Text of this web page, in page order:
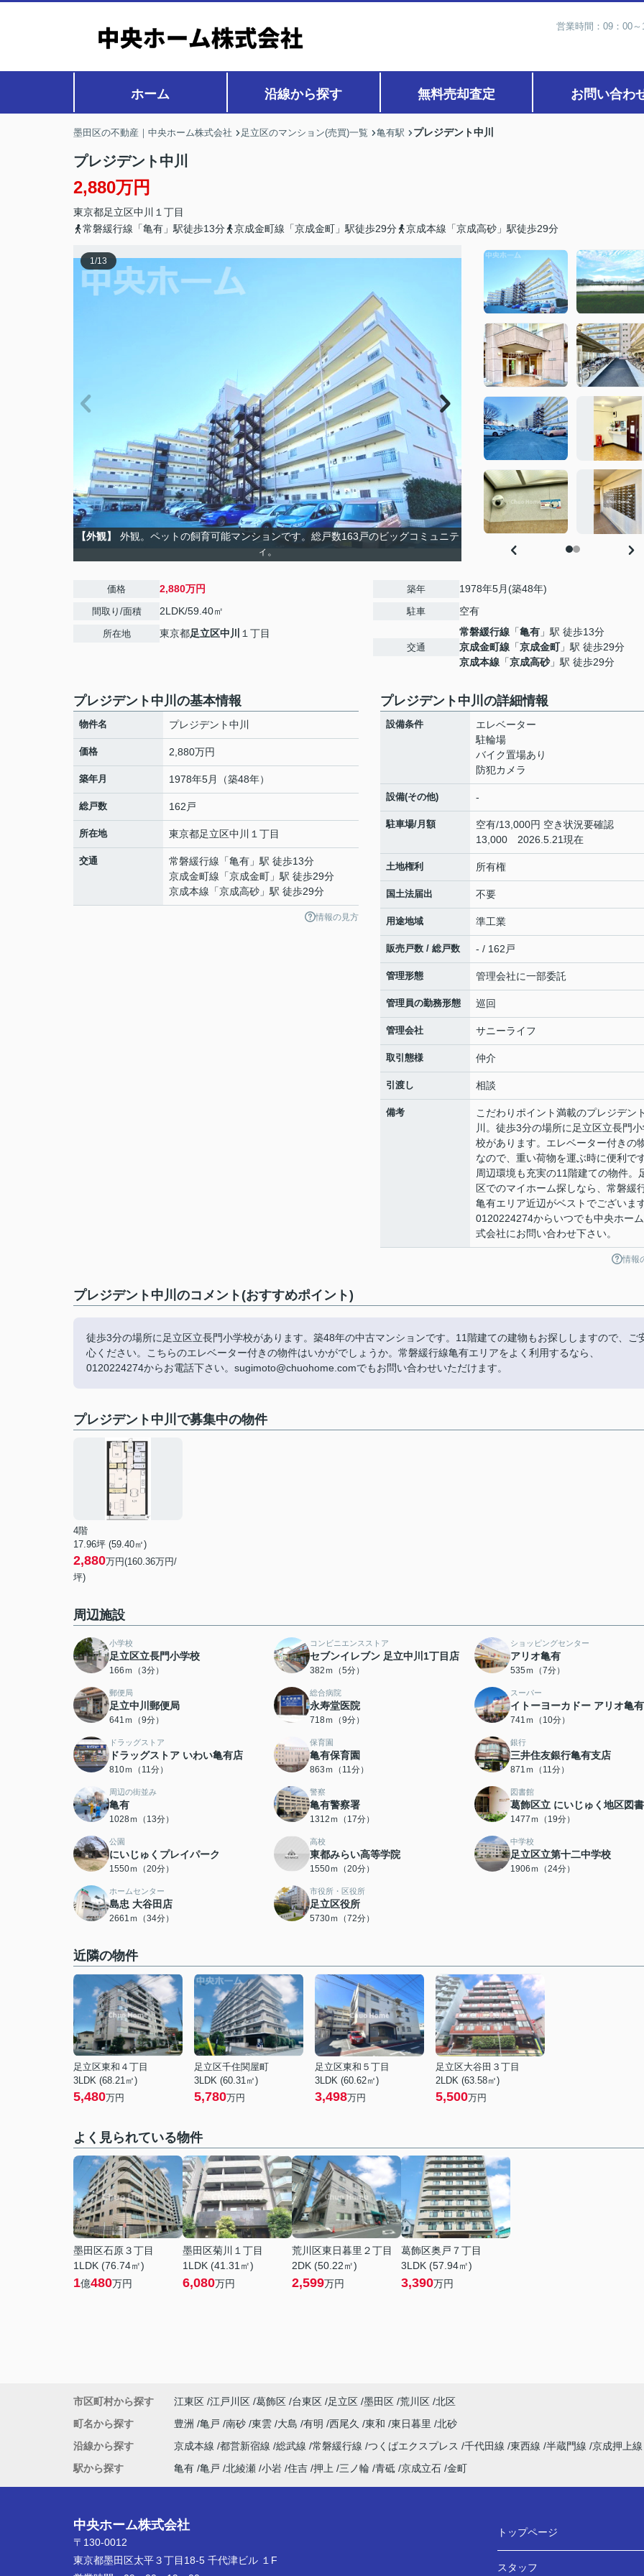
営業時間：09：00
ホーム 沿線から探す 無料売却査定 お問い合わ
墨田区の不動産｜中央ホーム株式会社 足立区のマンション(売買)一覧 亀有駅 プレジデント中川
プレジデント中川
2,880万円
東京都足立区中川
１丁目
常磐緩行線「亀有」駅徒歩13分
京成金町線「京成金町」駅徒歩29分 京成本線「京成高砂」駅徒歩29分
1/13
【外観】
外観。ペットの飼育可能マンションです。総戸数163戸のビッグコミュニテ
ィ。
価格 2,880万円
間取り/面積 2LDK/59.40㎡
所在地 東京都足立区中川 １丁目
築年 1978年5月(築48年)
駐車 空有
交通
常磐緩行線 「亀有 」駅 徒歩13分
京成金町線 「京成金町」駅 徒歩29分
京成本線 「京成高砂」駅 徒歩29分
プレジデント中川の基本情報
物件名 プレジデント中川
価格 2,880万円
築年月 1978年5月（築48年）
総戸数 162戸
所在地 東京都足立区中川 １丁目
交通 常磐緩行線 「亀有 」駅 徒歩13分
京成金町線 「京成金町 」駅 徒歩29分
京成本線 「京成高砂 」駅 徒歩29分
情報の見方
プレジデント中川の詳細情報
設備条件
エレベーター
駐輪場
バイク置場あり
防犯カメラ
設備(その他) -
駐車場/月額
空有/13,000円 空き状況要確認
13,000 2026.5.21現在
土地権利 所有権
国土法届出 不要
用途地域 準工業
販売戸数 / 総戸数 - / 162戸
管理形態 管理会社に一部委託
管理員の勤務形態 巡回
管理会社 サニーライフ
取引態様 仲介
引渡し 相談
備考
こだわりポイント満載のプレジデン
川。徒歩3分の場所に足立区立長門
校があります。エレベーター付きの
なので、重い荷物を運ぶ時に便利で
周辺環境も充実の11階建ての物件。
区でのマイホーム探しなら、常磐緩
亀有エリア近辺がベストでございま
0120224274からいつでも中央ホー
式会社にお問い合わせ下さい。
情報
プレジデント中川のコメント(おすすめポイント)
徒歩3分の場所に足立区立長門小学校があります。築48年の中古マンションです。11階建ての建物もお探ししますので、ご
心ください。こちらのエレベーター付きの物件はいかがでしょうか。常磐緩行線亀有エリアをよく利用するなら、
0120224274からお電話下さい。sugimoto@chuohome.comでもお問い合わせいただけます。
プレジデント中川で募集中の物件
4階
17.96坪 (59.40㎡)
2,880万円(160.36万円/
坪)
周辺施設
小学校
足立区立長門小学校
166ｍ（3分）
コンビニエンスストア
セブンイレブン 足立中川1丁目店
382ｍ（5分）
ショッピングセンター
アリオ亀有
535ｍ（7分）
郵便局
足立中川郵便局
641ｍ（9分）
総合病院
永寿堂医院
718ｍ（9分）
スーパー
イトーヨーカドー アリオ亀
741ｍ（10分）
ドラッグストア
ドラッグストア いわい亀有店
810ｍ（11分）
保育園
亀有保育園
863ｍ（11分）
銀行
三井住友銀行亀有支店
871ｍ（11分）
周辺の街並み
亀有
1028ｍ（13分）
警察
亀有警察署
1312ｍ（17分）
図書館
葛飾区立 にいじゅく地区図
1477ｍ（19分）
公園
にいじゅくプレイパーク
1550ｍ（20分）
高校
東都みらい高等学院
1550ｍ（20分）
中学校
足立区立第十二中学校
1906ｍ（24分）
ホームセンター
島忠 大谷田店
2661ｍ（34分）
市役所・区役所
足立区役所
5730ｍ（72分）
近隣の物件
足立区東和４丁目
3LDK (68.21㎡)
5,480万円
足立区千住関屋町
3LDK (60.31㎡)
5,780万円
足立区東和５丁目
3LDK (60.62㎡)
3,498万円
足立区大谷田３丁目
2LDK (63.58㎡)
5,500万円
よく見られている物件
墨田区石原３丁目
1LDK (76.74㎡)
1億480万円
墨田区菊川１丁目
1LDK (41.31㎡)
6,080万円
荒川区東日暮里２丁目
2DK (50.22㎡)
2,599万円
葛飾区奥戸７丁目
3LDK (57.94㎡)
3,390万円
市区町村から探す 江東区 江戸川区 葛飾区 台東区 足立区 墨田区 荒川区 北区
町名から探す
豊洲 亀戸 南砂 東雲 大島 有明 西尾久 東和 東日暮里
北砂
沿線から探す
京成本線 都営新宿線 総武線 常磐緩行線 つくばエクスプレス 千代田線 東西線 半蔵門線 京成押上
駅から探す
亀有 亀戸 北綾瀬 小岩 住吉 押上 三ノ輪 青砥 京成立石 金町
中央ホーム株式会社
〒130-0012
東京都墨田区太平３丁目18-5 千代津ビル １F
トップページ
スタッフ